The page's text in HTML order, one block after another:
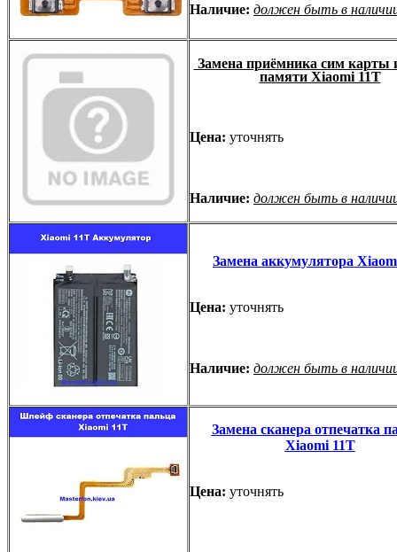
Наличие: должен быть в
Замена приёмника сим карты
памяти Xiaomi 11T
Цена: уточнять
Наличие: должен быть в
Замена аккумулятора
Цена: уточнять
Наличие: должен быть в
Замена сканера отпечатка
Xiaomi 11T
Цена: уточнять